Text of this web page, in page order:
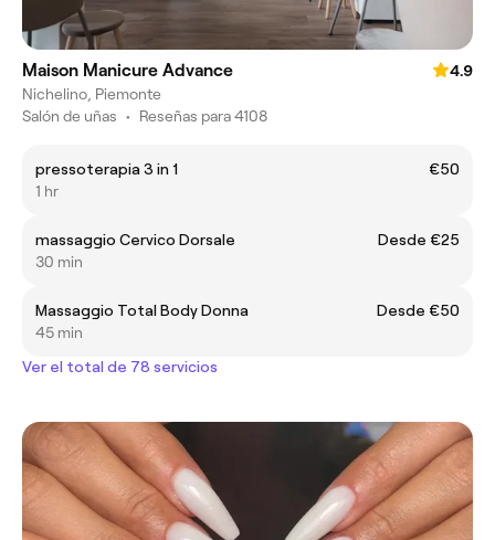
Maison Manicure Advance
4.9
Nichelino, Piemonte
Salón de uñas • Reseñas para 4108
pressoterapia 3 in 1
€50
1 hr
massaggio Cervico Dorsale
Desde €25
30 min
Massaggio Total Body Donna
Desde €50
45 min
Ver el total de 78 servicios